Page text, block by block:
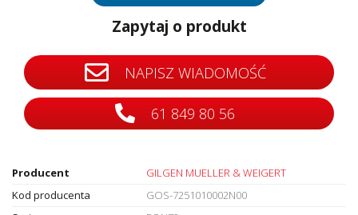
Zapytaj o produkt
NAPISZ WIADOMOŚĆ
61 849 80 56
Producent
GILGEN MUELLER & WEIGERT
Kod producenta
GOS-7251010002N00